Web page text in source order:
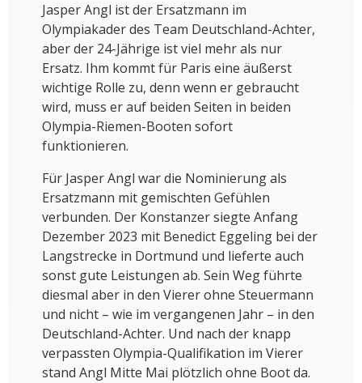
Jasper Angl ist der Ersatzmann im
Olympiakader des Team Deutschland-Achter,
aber der 24-Jährige ist viel mehr als nur
Ersatz. Ihm kommt für Paris eine äußerst
wichtige Rolle zu, denn wenn er gebraucht
wird, muss er auf beiden Seiten in beiden
Olympia-Riemen-Booten sofort
funktionieren.
Für Jasper Angl war die Nominierung als
Ersatzmann mit gemischten Gefühlen
verbunden. Der Konstanzer siegte Anfang
Dezember 2023 mit Benedict Eggeling bei der
Langstrecke in Dortmund und lieferte auch
sonst gute Leistungen ab. Sein Weg führte
diesmal aber in den Vierer ohne Steuermann
und nicht – wie im vergangenen Jahr – in den
Deutschland-Achter. Und nach der knapp
verpassten Olympia-Qualifikation im Vierer
stand Angl Mitte Mai plötzlich ohne Boot da.